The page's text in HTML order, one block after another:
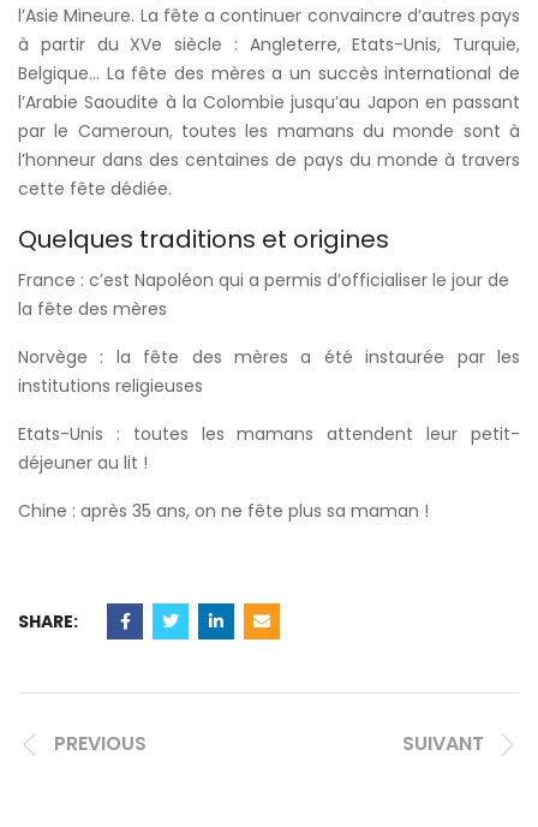
l’Asie Mineure. La fête a continuer convaincre d’autres pays
à partir du XVe siècle : Angleterre, Etats-Unis, Turquie,
Belgique… La fête des mères a un succès international de
l’Arabie Saoudite à la Colombie jusqu’au Japon en passant
par le Cameroun, toutes les mamans du monde sont à
l’honneur dans des centaines de pays du monde à travers
cette fête dédiée.
Quelques traditions et origines
France : c’est Napoléon qui a permis d’officialiser le jour de
la fête des mères
Norvège : la fête des mères a été instaurée par les
institutions religieuses
Etats-Unis : toutes les mamans attendent leur petit-
déjeuner au lit !
Chine : après 35 ans, on ne fête plus sa maman !
SHARE:
PREVIOUS SUIVANT